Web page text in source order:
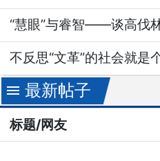
“慧眼”与睿智——谈高伐
不反思“文革”的社会就是
menu 最新帖子
标题/网友